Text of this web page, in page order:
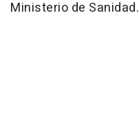
Ministerio de Sanidad.